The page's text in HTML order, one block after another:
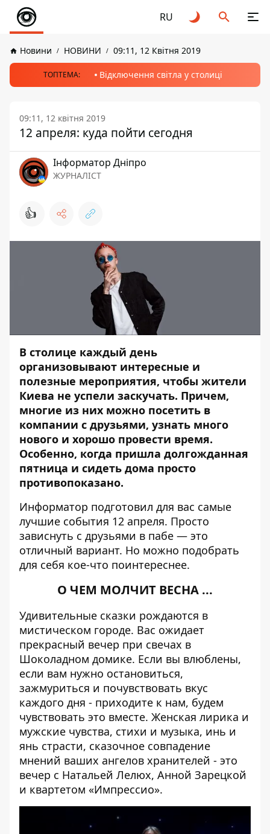
RU
Новини НОВИНИ 09:11, 12 Квітня 2019
ТОПТЕМА: Відключення світла у столиці
09:11, 12 квітня 2019
12 апреля: куда пойти сегодня
Інформатор Дніпро
ЖУРНАЛІСТ
👍
В столице каждый день
организовывают интересные и
полезные мероприятия, чтобы жители
Киева не успели заскучать. Причем,
многие из них можно посетить в
компании с друзьями, узнать много
нового и хорошо провести время.
Особенно, когда пришла долгожданная
пятница и сидеть дома просто
противопоказано.
Информатор подготовил для вас самые
лучшие события 12 апреля. Просто
зависнуть с друзьями в пабе — это
отличный вариант. Но можно подобрать
для себя кое-что поинтереснее.
О ЧЕМ МОЛЧИТ ВЕСНА ...
Удивительные сказки рождаются в
мистическом городе. Вас ожидает
прекрасный вечер при свечах в
Шоколадном домике. Если вы влюблены,
если вам нужно остановиться,
зажмуриться и почувствовать вкус
каждого дня - приходите к нам, будем
чувствовать это вместе. Женская лирика и
мужские чувства, стихи и музыка, инь и
янь страсти, сказочное совпадение
мнений ваших ангелов хранителей - это
вечер с Натальей Лелюх, Анной Зарецкой
и квартетом «Импрессио».